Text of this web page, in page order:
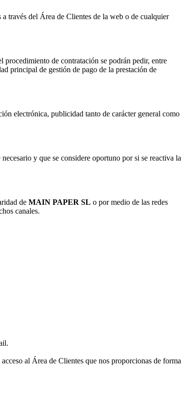
través del Área de Clientes de la web o de cualquier
procedimiento de contratación se podrán pedir, entre
principal de gestión de pago de la prestación de
electrónica, publicidad tanto de carácter general como
y que se considere oportuno por si se reactiva la
de MAIN PAPER SL o por medio de las redes
canales.
al Área de Clientes que nos proporcionas de forma